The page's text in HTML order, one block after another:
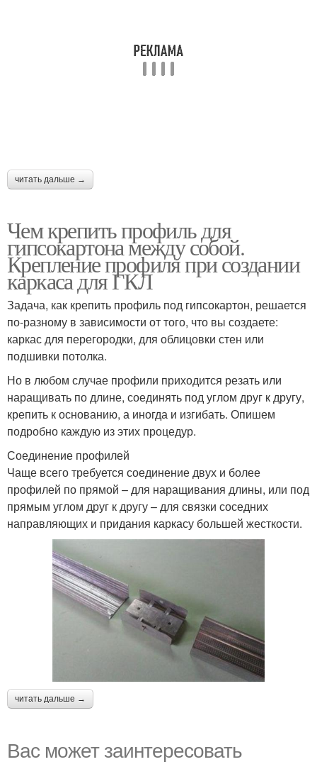
читать дальше →
Чем крепить профиль для
гипсокартона между собой.
Крепление профиля при создании
каркаса для ГКЛ
Задача, как крепить профиль под гипсокартон, решается
по-разному в зависимости от того, что вы создаете:
каркас для перегородки, для облицовки стен или
подшивки потолка.
Но в любом случае профили приходится резать или
наращивать по длине, соединять под углом друг к другу,
крепить к основанию, а иногда и изгибать. Опишем
подробно каждую из этих процедур.
Соединение профилей
Чаще всего требуется соединение двух и более
профилей по прямой – для наращивания длины, или под
прямым углом друг к другу – для связки соседних
направляющих и придания каркасу большей жесткости.
читать дальше →
Вас может заинтересовать